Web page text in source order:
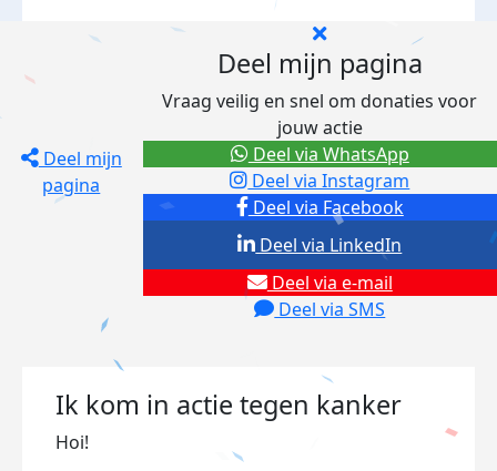
Deel mijn
pagina
Deel mijn pagina
Vraag veilig en snel om donaties voor
jouw actie
Deel via Facebook
Deel via Instagram
Deel via e-mail
Deel via SMS
Deel via LinkedIn
Deel via WhatsApp
Ik kom in actie tegen kanker
Hoi!